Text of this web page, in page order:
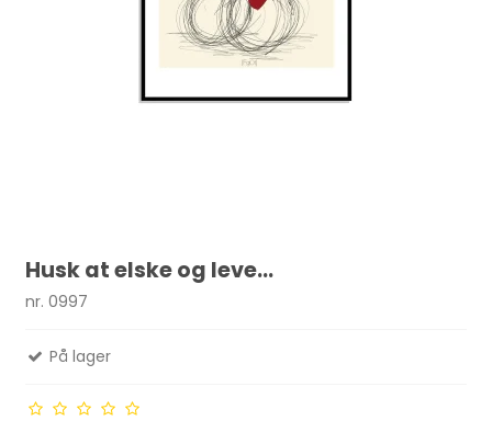
Husk at elske og leve...
nr. 0997
På lager